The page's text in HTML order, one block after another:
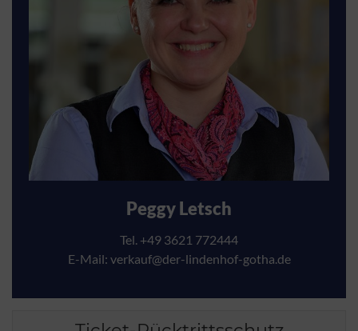
Peggy Letsch
Tel. +49 3621 772444
E-Mail: verkauf@der-lindenhof-gotha.de